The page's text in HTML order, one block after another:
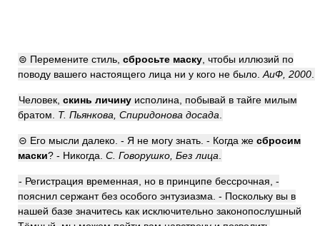
⊜ Перемените стиль, сбросьте маску , чтобы иллюзий по
поводу вашего настоящего лица ни у кого не было. АиФ, 2000
Человек, скинь личину исполина, побывай в тайге милым
братом. Т. Пьянкова, Спиридонова досада
⊝ Его мысли далеко. - Я не могу знать. - Когда же сбросим
маски? - Никогда. С. Говорушко, Без лица
- Регистрация временная, но в принципе бессрочная, -
пояснил сержант без особого энтузиазма. - Поскольку вы в
нашей базе значитесь как исключительно законопослушный